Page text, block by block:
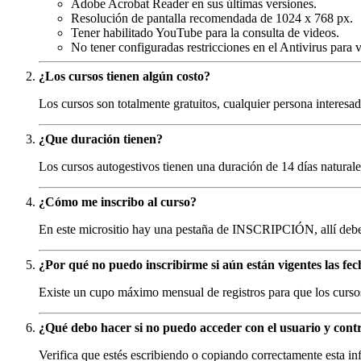
Adobe Acrobat Reader en sus últimas versiones.
Resolución de pantalla recomendada de 1024 x 768 px.
Tener habilitado YouTube para la consulta de videos.
No tener configuradas restricciones en el Antivirus para
¿Los cursos tienen algún costo?
Los cursos son totalmente gratuitos, cualquier persona
¿Que duración tienen?
Los cursos autogestivos tienen una duración de 14 días
¿Cómo me inscribo al curso?
En este micrositio hay una pestaña de INSCRIPCIÓN, allí
¿Por qué no puedo inscribirme si aún están vigentes las
Existe un cupo máximo mensual de registros para que los
¿Qué debo hacer si no puedo acceder con el usuario y
Verifica que estés escribiendo o copiando correctamente esta